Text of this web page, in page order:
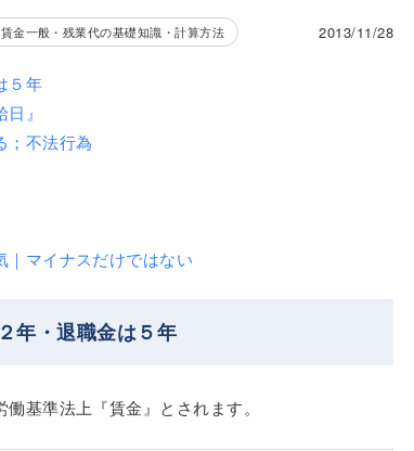
賃金一般・残業代の基礎知識・計算方法 2013/11/28
５年
』
；不法行為
マイナスだけではない
年・退職金は５年
基準法上『賃金』とされます。